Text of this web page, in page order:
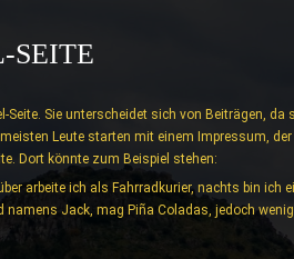
SEITE
Seite. Sie unterscheidet sich von Beiträgen,
Leute starten mit einem Impressum,
Dort könnte zum Beispiel stehen:
arbeite ich als Fahrradkurier, nachts bin ich
namens Jack, mag Piña Coladas, jedoch